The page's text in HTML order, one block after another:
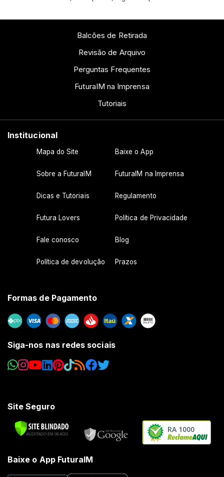
Balcões de Retirada
Revisão de Arquivo
Perguntas Frequentes
FuturaIM na Imprensa
Tutoriais
Institucional
Mapa do Site Baixe o App
Sobre a FuturaIM FuturaIM na Imprensa
Dicas e Tutoriais Regulamento
Futura Lovers Política de Privacidade
Fale conosco Blog
Política de devolução Prazos
Formas de Pagamento
Siga-nos nas redes sociais
Site Seguro
RA 1000
Baixe o App FuturaIM